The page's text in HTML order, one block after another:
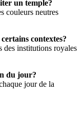
un temple?
couleurs neutres
contextes?
des institutions royales
du jour?
jour de la